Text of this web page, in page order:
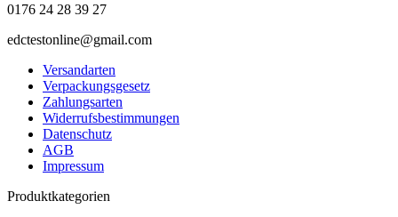
0176 24 28 39 27
edctestonline@gmail.com
Versandarten
Verpackungsgesetz
Zahlungsarten
Widerrufsbestimmungen
Datenschutz
AGB
Impressum
Produktkategorien